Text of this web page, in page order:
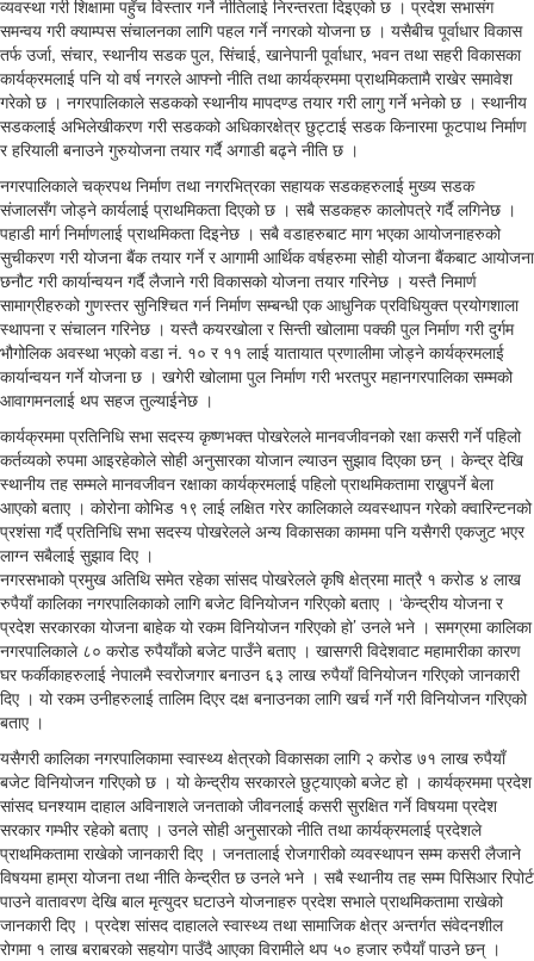
व्यवस्था गरी शिक्षामा पहुँच विस्तार गर्ने नीतिलाई निरन्तरता दिइएको छ । प्रदेश सभासंग
समन्वय गरी क्याम्पस संचालनका लागि पहल गर्ने नगरको योजना छ । यसैबीच पूर्वाधार विकास
तर्फ उर्जा, संचार, स्थानीय सडक पुल, सिंचाई, खानेपानी पूर्वाधार, भवन तथा सहरी विकासका
कार्यक्रमलाई पनि यो वर्ष नगरले आफ्नो नीति तथा कार्यक्रममा प्राथमिकतामै राखेर समावेश
गरेको छ । नगरपालिकाले सडकको स्थानीय मापदण्ड तयार गरी लागु गर्ने भनेको छ । स्थानीय
सडकलाई अभिलेखीकरण गरी सडकको अधिकारक्षेत्र छुट्टाई सडक किनारमा फूटपाथ निर्माण
र हरियाली बनाउने गुरुयोजना तयार गर्दै अगाडी बढ्ने नीति छ ।
नगरपालिकाले चक्रपथ निर्माण तथा नगरभित्रका सहायक सडकहरुलाई मुख्य सडक
संजालसँग जोड्ने कार्यलाई प्राथमिकता दिएको छ । सबै सडकहरु कालोपत्रे गर्दै लगिनेछ ।
पहाडी मार्ग निर्माणलाई प्राथमिकता दिइनेछ । सबै वडाहरुबाट माग भएका आयोजनाहरुको
सुचीकरण गरी योजना बैंक तयार गर्ने र आगामी आर्थिक वर्षहरुमा सोही योजना बैंकबाट आयोजना
छनौट गरी कार्यान्वयन गर्दै लैजाने गरी विकासको योजना तयार गरिनेछ । यस्तै निमार्ण
सामाग्रीहरुको गुणस्तर सुनिश्चित गर्न निर्माण सम्बन्धी एक आधुनिक प्रविधियुक्त प्रयोगशाला
स्थापना र संचालन गरिनेछ । यस्तै कयरखोला र सिन्ती खोलामा पक्की पुल निर्माण गरी दुर्गम
भौगोलिक अवस्था भएको वडा नं. १० र ११ लाई यातायात प्रणालीमा जोड्ने कार्यक्रमलाई
कार्यान्वयन गर्ने योजना छ । खगेरी खोलामा पुल निर्माण गरी भरतपुर महानगरपालिका सम्मको
आवागमनलाई थप सहज तुल्याईनेछ ।
कार्यक्रममा प्रतिनिधि सभा सदस्य कृष्णभक्त पोखरेलले मानवजीवनको रक्षा कसरी गर्ने पहिलो
कर्तव्यको रुपमा आइरहेकोले सोही अनुसारका योजान ल्याउन सुझाव दिएका छन् । केन्द्र देखि
स्थानीय तह सम्मले मानवजीवन रक्षाका कार्यक्रमलाई पहिलो प्राथमिकतामा राख्नुपर्ने बेला
आएको बताए । कोरोना कोभिड १९ लाई लक्षित गरेर कालिकाले व्यवस्थापन गरेको क्वारिन्टनको
प्रशंसा गर्दै प्रतिनिधि सभा सदस्य पोखरेलले अन्य विकासका काममा पनि यसैगरी एकजुट भएर
लाग्न सबैलाई सुझाव दिए ।
नगरसभाको प्रमुख अतिथि समेत रहेका सांसद पोखरेलले कृषि क्षेत्रमा मात्रै १ करोड ४ लाख
रुपैयाँ कालिका नगरपालिकाको लागि बजेट विनियोजन गरिएको बताए । ‘केन्द्रीय योजना र
प्रदेश सरकारका योजना बाहेक यो रकम विनियोजन गरिएको हो’ उनले भने । समग्रमा कालिका
नगरपालिकाले ८० करोड रुपैयाँको बजेट पाउँने बताए । खासगरी विदेशवाट महामारीका कारण
घर फर्कीकाहरुलाई नेपालमै स्वरोजगार बनाउन ६३ लाख रुपैयाँ विनियोजन गरिएको जानकारी
दिए । यो रकम उनीहरुलाई तालिम दिएर दक्ष बनाउनका लागि खर्च गर्ने गरी विनियोजन गरिएको
बताए ।
यसैगरी कालिका नगरपालिकामा स्वास्थ्य क्षेत्रको विकासका लागि २ करोड ७१ लाख रुपैयाँ
बजेट विनियोजन गरिएको छ । यो केन्द्रीय सरकारले छुट्याएको बजेट हो । कार्यक्रममा प्रदेश
सांसद घनश्याम दाहाल अविनाशले जनताको जीवनलाई कसरी सुरक्षित गर्ने विषयमा प्रदेश
सरकार गम्भीर रहेको बताए । उनले सोही अनुसारको नीति तथा कार्यक्रमलाई प्रदेशले
प्राथमिकतामा राखेको जानकारी दिए । जनतालाई रोजगारीको व्यवस्थापन सम्म कसरी लैजाने
विषयमा हाम्रा योजना तथा नीति केन्द्रीत छ उनले भने । सबै स्थानीय तह सम्म पिसिआर रिपोर्ट
पाउने वातावरण देखि बाल मृत्युदर घटाउने योजनाहरु प्रदेश सभाले प्राथमिकतामा राखेको
जानकारी दिए । प्रदेश सांसद दाहालले स्वास्थ्य तथा सामाजिक क्षेत्र अन्तर्गत संवेदनशील
रोगमा १ लाख बराबरको सहयोग पाउँदै आएका विरामीले थप ५० हजार रुपैयाँ पाउने छन् ।